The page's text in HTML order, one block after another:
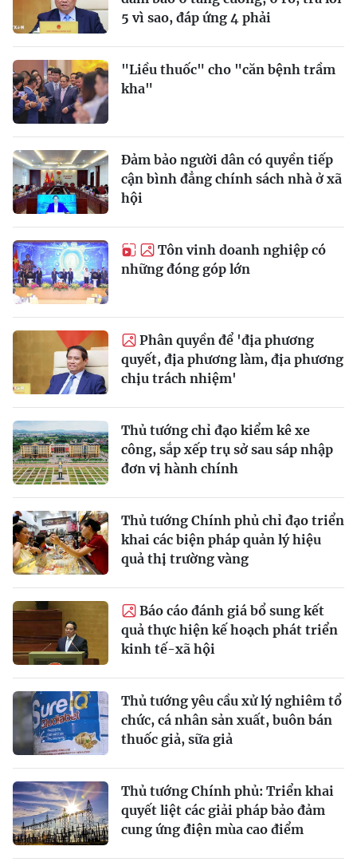
5 vì sao, đáp ứng 4 phải
"Liều thuốc" cho "căn bệnh trầm
kha"
Đảm bảo người dân có quyền tiếp
cận bình đẳng chính sách nhà ở xã
hội
Tôn vinh doanh nghiệp có
những đóng góp lớn
Phân quyền để 'địa phương
quyết, địa phương làm, địa phương
chịu trách nhiệm'
Thủ tướng chỉ đạo kiểm kê xe
công, sắp xếp trụ sở sau sáp nhập
đơn vị hành chính
Thủ tướng Chính phủ chỉ đạo triển
khai các biện pháp quản lý hiệu
quả thị trường vàng
Báo cáo đánh giá bổ sung kết
quả thực hiện kế hoạch phát triển
kinh tế-xã hội
Thủ tướng yêu cầu xử lý nghiêm tổ
chức, cá nhân sản xuất, buôn bán
thuốc giả, sữa giả
Thủ tướng Chính phủ: Triển khai
quyết liệt các giải pháp bảo đảm
cung ứng điện mùa cao điểm